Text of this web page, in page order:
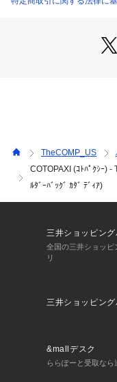
・サイドにデイジーチ
・背面にベルトループ
Specs
・20cm×15cm×8cm
・ストラップ/ワンシ
・1L
［表地］
・300D×900Dリサイ
TheCOMP_US
COTOPAXI (ｺﾄﾊﾟｸｼｰ)
ﾙﾀﾞｰﾊﾞｯｸﾞ ｶﾀﾞ ﾃﾞｨｱ)
三井ショッピング
全国の三井ショッピ
リ
三井ショッピング
&mallデスク
ららぽーと受取なら